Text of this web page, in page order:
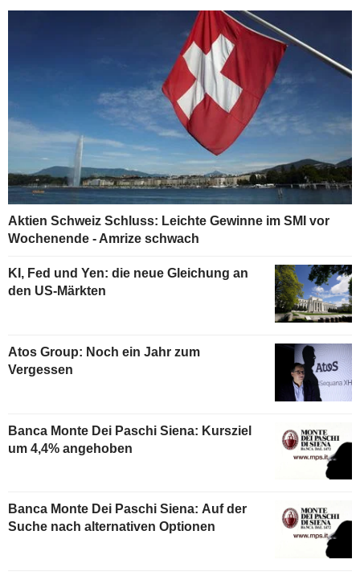
Aktien Schweiz Schluss: Leichte Gewinne im SMI vor
Wochenende - Amrize schwach
KI, Fed und Yen: die neue Gleichung an
den US-Märkten
Atos Group: Noch ein Jahr zum
Vergessen
Banca Monte Dei Paschi Siena: Kursziel
um 4,4% angehoben
Banca Monte Dei Paschi Siena: Auf der
Suche nach alternativen Optionen